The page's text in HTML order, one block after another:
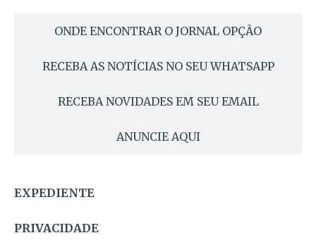
ONDE ENCONTRAR O JORNAL OPÇÃO
RECEBA AS NOTÍCIAS NO SEU WHATSAPP
RECEBA NOVIDADES EM SEU EMAIL
ANUNCIE AQUI
EXPEDIENTE
PRIVACIDADE